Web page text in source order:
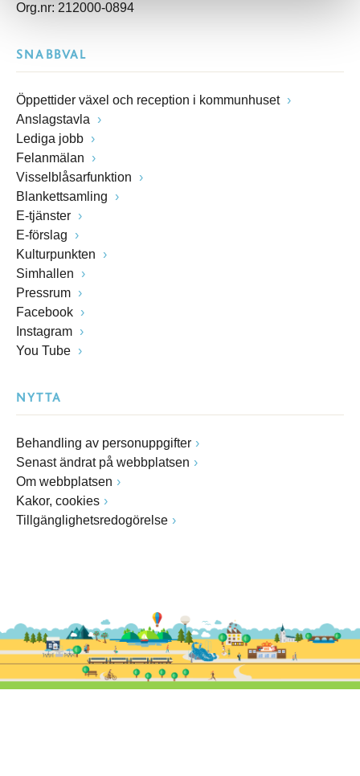
Org.nr: 212000-0894
SNABBVAL
Öppettider växel och reception i kommunhuset
Anslagstavla
Lediga jobb
Felanmälan
Visselblåsarfunktion
Blankettsamling
E-tjänster
E-förslag
Kulturpunkten
Simhallen
Pressrum
Facebook
Instagram
You Tube
NYTTA
Behandling av personuppgifter
Senast ändrat på webbplatsen
Om webbplatsen
Kakor, cookies
Tillgänglighetsredogörelse